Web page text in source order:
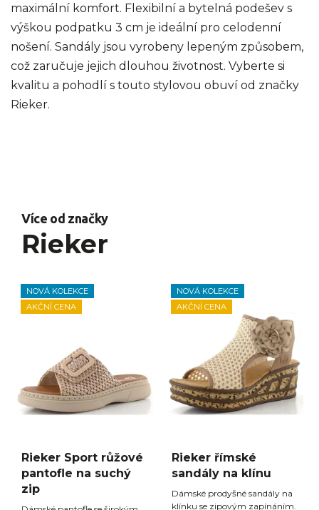
maximální komfort. Flexibilní a bytelná podešev s
výškou podpatku 3 cm je ideální pro celodenní
nošení. Sandály jsou vyrobeny lepeným způsobem,
což zaručuje jejich dlouhou životnost. Vyberte si
kvalitu a pohodlí s touto stylovou obuví od značky
Rieker.
Více od značky
Rieker
NOVÁ KOLEKCE
AKČNÍ CENA
Rieker Sport růžové
pantofle na suchý
zip
NOVÁ KOLEKCE
AKČNÍ CENA
Rieker římské
sandály na klínu
Dámské prodyšné sandály na
klínku se zipovým zapínáním.